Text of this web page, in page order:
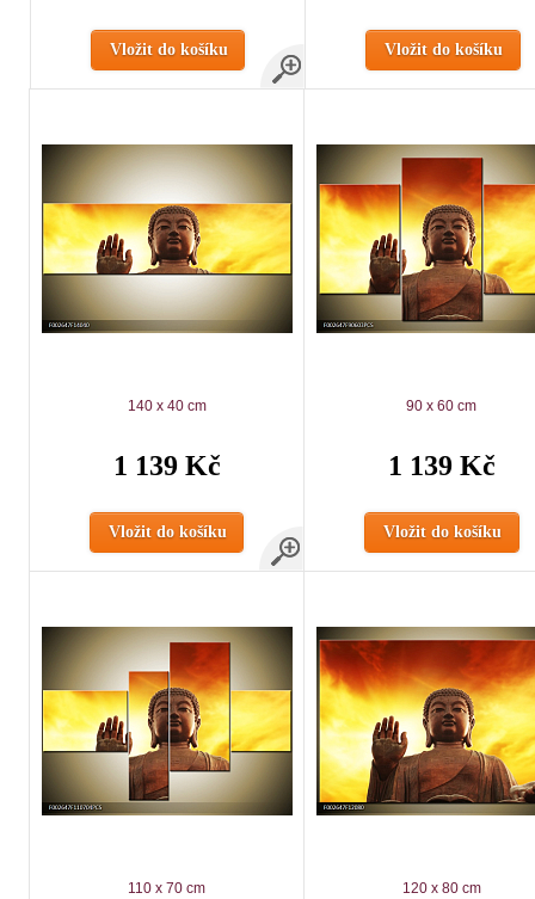
Vložit do košíku Vložit do košíku
140 x 40 cm
1 139 Kč
Vložit do košíku
90 x 60 cm
1 139 Kč
Vložit do košíku
110 x 70 cm 120 x 80 cm